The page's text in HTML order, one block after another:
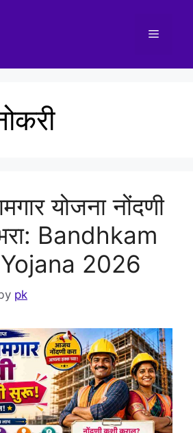
Menu
योजना नोंदणी
Bandhkam
2026
pk